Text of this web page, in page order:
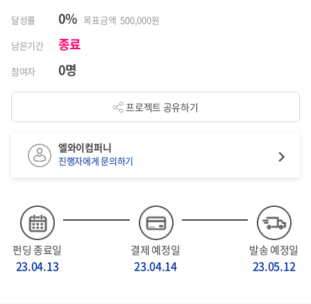
달성률 0% 목표금액 500,000원
남은기간
종료
참여자 0명
프로젝트 공유하기
펀딩 종료일
23.04.13
결제 예정일
23.04.14
발송 예정일
23.05.12
엘와이컴퍼니
진행자에게 문의하기